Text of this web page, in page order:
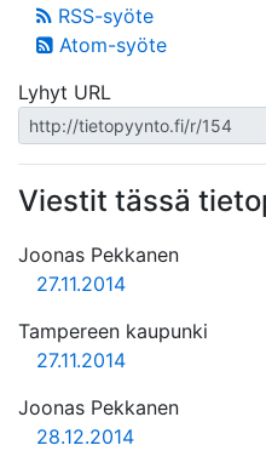
RSS-syöte
Atom-syöte
Lyhyt URL
Viestit tässä
Joonas Pekkanen
27.11.2014
Tampereen kaupunki
27.11.2014
Joonas Pekkanen
28.12.2014